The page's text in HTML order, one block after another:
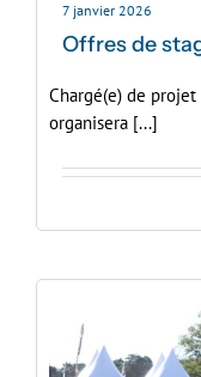
7 janvier 2026
Offres de
Chargé(e) de projet
organisera [...]